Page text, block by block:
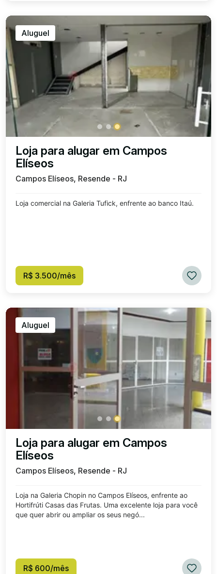
Aluguel
Loja para alugar em Campos
Elíseos
Campos Elíseos, Resende - RJ
Loja comercial na Galeria Tufick, enfrente ao banco Itaú.
R$ 3.500/mês
Aluguel
Loja para alugar em Campos
Elíseos
Campos Elíseos, Resende - RJ
Loja na Galeria Chopin no Campos Elíseos, enfrente ao
Hortifrúti Casas das Frutas. Uma excelente loja para você
que quer abrir ou ampliar os seus negó...
R$ 600/mês